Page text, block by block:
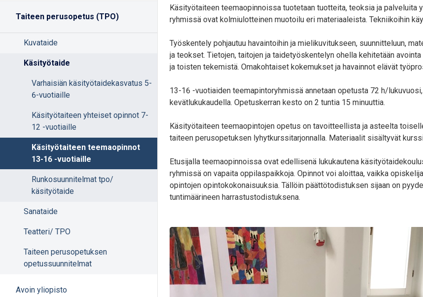
Käsityötaiteen teemaopinnoissa tuotetaan tuotteita, teoksia ja
ryhmissä ovat kolmiulotteinen muotoilu eri materiaaleista. Tekniikoihin
Työskentely pohjautuu havaintoihin ja mielikuvitukseen, suunnitteluun,
ja teokset. Tietojen, taitojen ja taidetyöskentelyn ohella kehitetään
ja toisten tekemistä. Omakohtaiset kokemukset ja havainnot elävät
13-16 -vuotiaiden teemapintoryhmissä annetaan opetusta 72 h/
kevätlukukaudella. Opetuskerran kesto on 2 tuntia 15 minuuttia.
Käsityötaiteen teemaopintojen opetus on tavoitteellista ja asteelta
taiteen perusopetuksen lyhytkurssitarjonnalla. Materiaalit sisältyvät
Etusijalla teemaopinnoissa ovat edellisenä lukukautena
ryhmissä on vapaita oppilaspaikkoja. Opinnot voi aloittaa, vaikka
opintojen opintokokonaisuuksia. Tällöin päättötodistuksen sijaan on
tuntimäärineen harrastustodistuksena.
Taiteen perusopetus (TPO)
Kuvataide
Käsityötaide
Varhaisiän käsityötaidekasvatus 5-
6-vuotiaille
Käsityötaiteen yhteiset opinnot 7-
12 -vuotiaille
Käsityötaiteen teemaopinnot
13-16 -vuotiaille
Runkosuunnitelmat tpo/
käsityötaide
Sanataide
Teatteri/ TPO
Taiteen perusopetuksen
opetussuunnitelmat
Avoin yliopisto